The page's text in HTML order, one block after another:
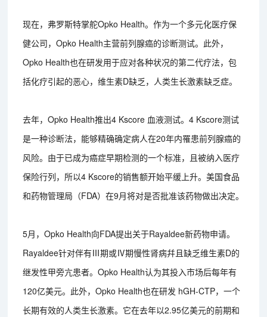
现在，弗罗斯特掌舵Opko Health。作为一个多元化医疗保
健公司，Opko Health主营前列腺癌的诊断测试。此外，
Opko Health也在研发用于应对各种状况的第二代疗法，包
括化疗引起的恶心，维生素D缺乏，人类生长激素缺乏症。
去年，Opko Health推出4 Kscore 血液测试。4 Kscore测试
是一种诊断法，能够精确确定病人在20年内罹患前列腺癌的
风险。由于已成为癌症早期检测的一个标准，且被纳入医疗
保险行列，所以4 Kscore的销售额开始平缓上升。美国食品
和药物管理局（FDA）在9月将对是否批准该药物做出决定。
5月，Opko Health向FDA提出关于Rayaldee新药物申请。
Rayaldee针对伴有Ⅲ期或Ⅳ期慢性肾病幷且缺乏维生素D的
继发性甲旁亢患者。Opko Health认为其投入市场后每年有
120亿美元。此外，Opko Health也在研发 hGH-CTP，一个
长期有效的人类生长激素。它在去年以2.95亿美元的前期和